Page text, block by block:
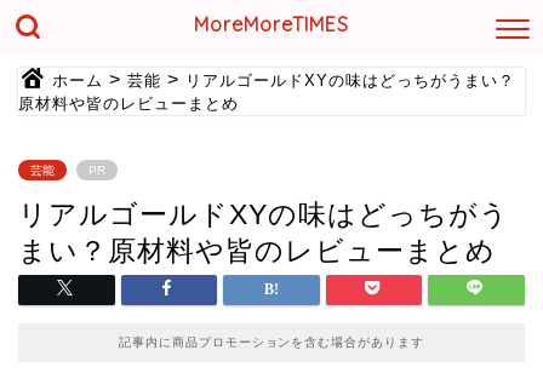
MoreMoreTIMES
ホーム > 芸能 > リアルゴールドXYの味はどっちがうまい？
原材料や皆のレビューまとめ
芸能 PR
リアルゴールドXYの味はどっちがう
まい？原材料や皆のレビューまとめ
記事内に商品プロモーションを含む場合があります